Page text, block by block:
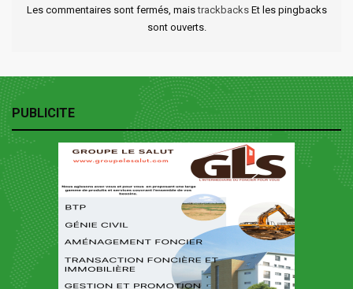
Les commentaires sont fermés, maistrackbacks Et les pingbacks
sont ouverts.
PUBLICITE